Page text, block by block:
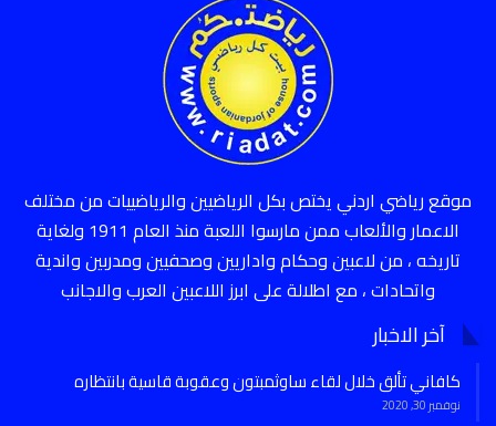
موقع رياضي اردني يختص بكل الرياضيين والرياضييات من مختلف
الاعمار والألعاب ممن مارسوا اللعبة منذ العام 1911 ولغاية
تاريخه ، من لاعبين وحكام واداريين وصحفيين ومدربين واندية
واتحادات ، مع اطلالة على ابرز اللاعبين العرب والاجانب
آخر الاخبار
كافاني تألق خلال لقاء ساوثمبتون وعقوبة قاسية بانتظاره
نوفمبر 30, 2020